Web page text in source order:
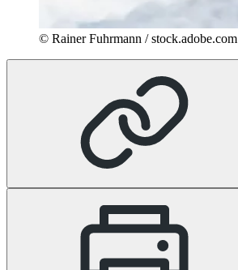
© Rainer Fuhrmann / stock.adobe.com